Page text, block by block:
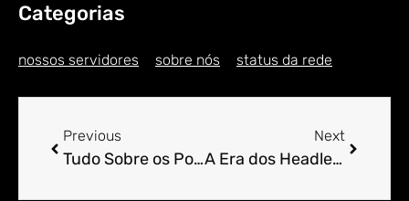
Categorias
nossos servidores sobre nós status da rede
Previous
Tudo Sobre os Post Types Personalizados no WordPress
Next
A Era dos Headless WordPress: Vantagens e Desafios